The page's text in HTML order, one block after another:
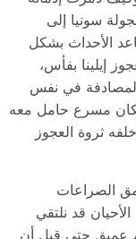
سونيا إلى
الأحداث بشكل
إيلينا بفأس،
في نفس
مسرع حامل معه
ثروة العجوز
الصراعات
قد نلتقي
عميق حتى قبل أن